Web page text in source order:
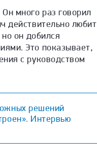
много раз говорил
действительно любит
он добился
Это показывает,
с руководством
решений
Интервью